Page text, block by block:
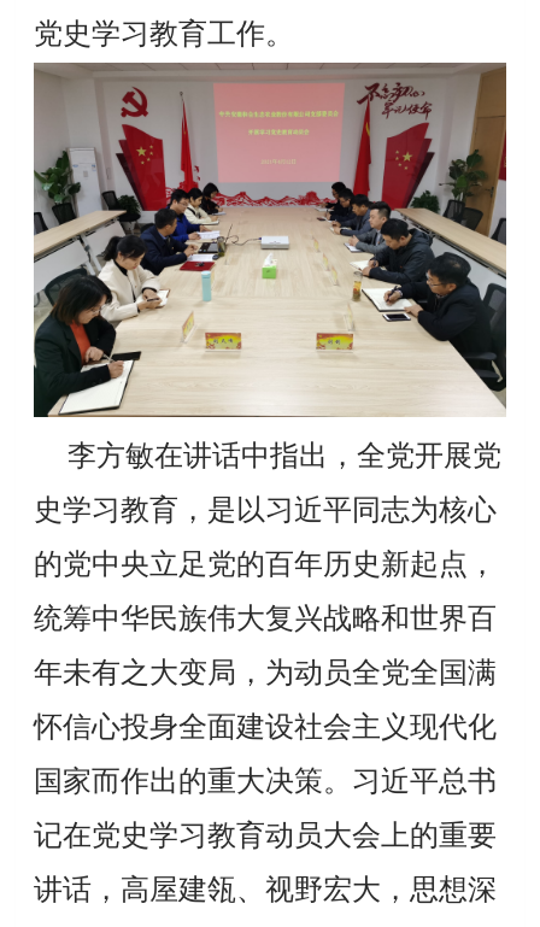
党史学习教育工作。
李方敏在讲话中指出，全党开展党
史学习教育，是以习近平同志为核心
的党中央立足党的百年历史新起点，
统筹中华民族伟大复兴战略和世界百
年未有之大变局，为动员全党全国满
怀信心投身全面建设社会主义现代化
国家而作出的重大决策。习近平总书
记在党史学习教育动员大会上的重要
讲话，高屋建瓴、视野宏大，思想深